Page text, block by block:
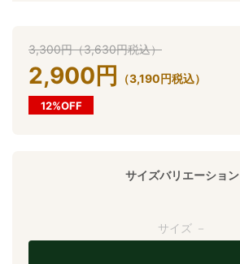
3,300円（3,630円税込）
2,900 円 （3,190円税込）
12%OFF
サイズバリエーション
サイズ －